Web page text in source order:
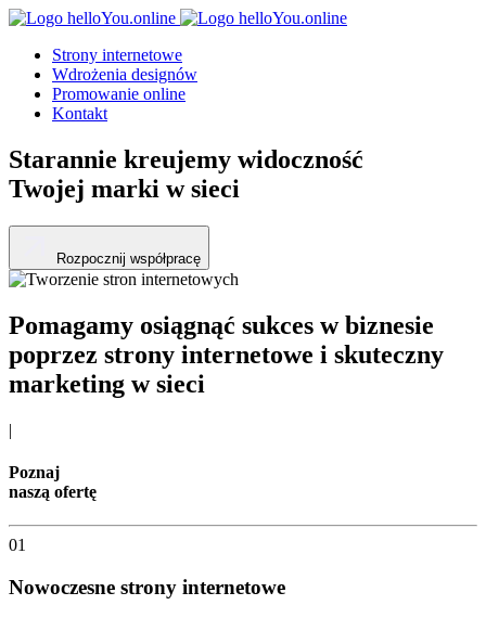
Strony internetowe
Wdrożenia designów
Promowanie online
Kontakt
Starannie kreujemy widoczność
Twojej marki w sieci
Rozpocznij współpracę
Pomagamy osiągnąć sukces w biznesie
poprzez strony internetowe i skuteczny
marketing w sieci
|
Poznaj
naszą ofertę
01
Nowoczesne strony internetowe